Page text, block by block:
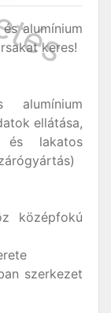
alumínium
keres!
alumínium
ellátása,
és lakatos
középfokú
szerkezet